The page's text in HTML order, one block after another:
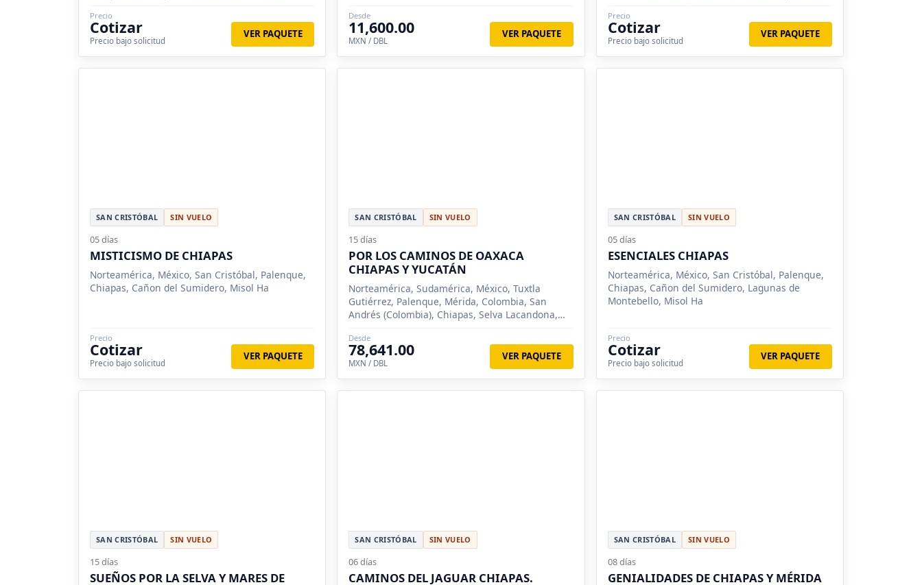
Yucatán, Izamal, Taxco
Precio
Cotizar
Precio bajo solicitud
VER PAQUETE
Desde
11,600.00
MXN / DBL
VER PAQUETE
Lagunas de Montebello, Misol Ha, Yaxchilán,
Chiapa de Corzo, Oaxaca, Mitla, Monte Albán,
Yucatán, Celestún, Cascadas de Agua Azul
Precio
Cotizar
Precio bajo solicitud
VER PAQUETE
SAN CRISTÓBAL SIN VUELO
05 días
MISTICISMO DE CHIAPAS
Norteamérica, México, San Cristóbal, Palenque,
Chiapas, Cañon del Sumidero, Misol Ha
Precio
Cotizar
Precio bajo solicitud
VER PAQUETE
SAN CRISTÓBAL SIN VUELO
15 días
POR LOS CAMINOS DE OAXACA
CHIAPAS Y YUCATÁN
Norteamérica, Sudamérica, México, Tuxtla
Gutiérrez, Palenque, Mérida, Colombia, San
Andrés (Colombia), Chiapas, Selva Lacandona,
Mon
Desde
78,641.00
MXN / DBL
VER PAQUETE
SAN CRISTÓBAL SIN VUELO
05 días
ESENCIALES CHIAPAS
Norteamérica, México, San Cristóbal, Palenque,
Chiapas, Cañon del Sumidero, Lagunas de
Montebello, Misol Ha
Precio
Cotizar
Precio bajo solicitud
VER PAQUETE
SAN CRISTÓBAL SIN VUELO
15 días
SUEÑOS POR LA SELVA Y MARES DE
SAN CRISTÓBAL SIN VUELO
06 días
CAMINOS DEL JAGUAR CHIAPAS.
SAN CRISTÓBAL SIN VUELO
08 días
GENIALIDADES DE CHIAPAS Y MÉRIDA